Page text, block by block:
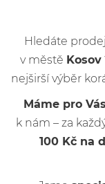
Hledáte
v městě Kosov
nejširší výběr
Máme pro
k nám – za
100 Kč na